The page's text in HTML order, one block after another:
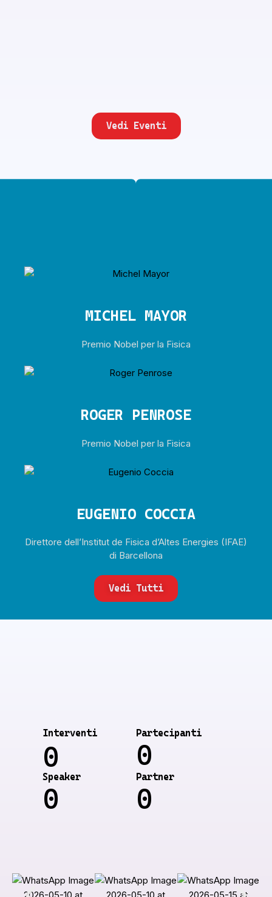
Vedi Eventi
MICHEL MAYOR
Premio Nobel per la Fisica
ROGER PENROSE
Premio Nobel per la Fisica
EUGENIO COCCIA
Direttore dell’Institut de Fisica d’Altes Energies (IFAE)
di Barcellona
Vedi Tutti
Interventi
0
Partecipanti
0
Speaker
0
Partner
0